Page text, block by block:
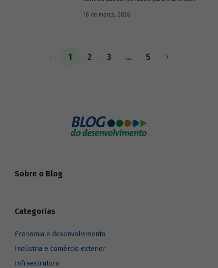
16 de março, 2026
1 2 3 … 5
Sobre o Blog
Categorias
Economia e desenvolvimento
Indústria e comércio exterior
Infraestrutura